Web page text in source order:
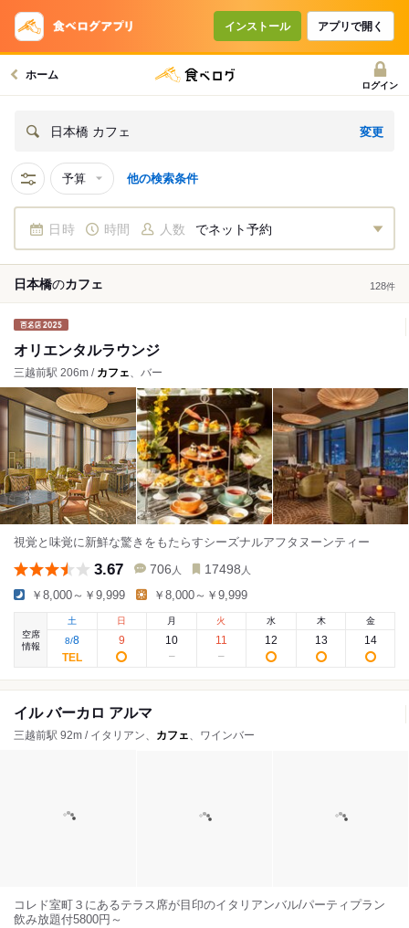
インストール アプリで開く
ホーム
ログイン
日本橋 カフェ 変更
予算 他の検索条件
日時 時間 人数 でネット予約
日本橋のカフェ 128件
オリエンタルラウンジ
三越前駅 206m / カフェ、バー
視覚と味覚に新鮮な驚きをもたらすシーズナルアフタヌーンティー
3.67 706 人 17498 人
￥8,000～￥9,999 ￥8,000～￥9,999
空席
情報
土
8/8
日
9
月
10
火
11
水
12
木
13
金
14
イル バーカロ アルマ
三越前駅 92m / イタリアン、 カフェ、ワインバー
コレド室町３にあるテラス席が目印のイタリアンバル/パーティプラン
飲み放題付5800円～